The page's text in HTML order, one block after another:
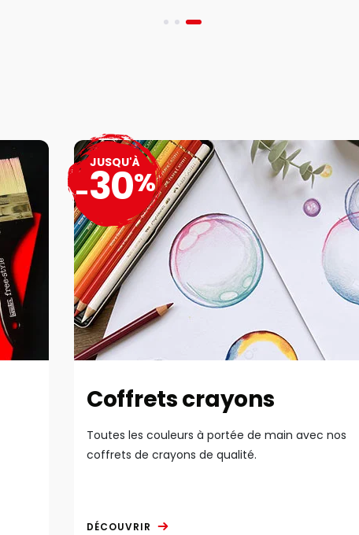
Coffrets crayons
Toutes les couleurs à portée de main avec nos
coffrets de crayons de qualité.
DÉCOUVRIR
JUSQU'À
-30%